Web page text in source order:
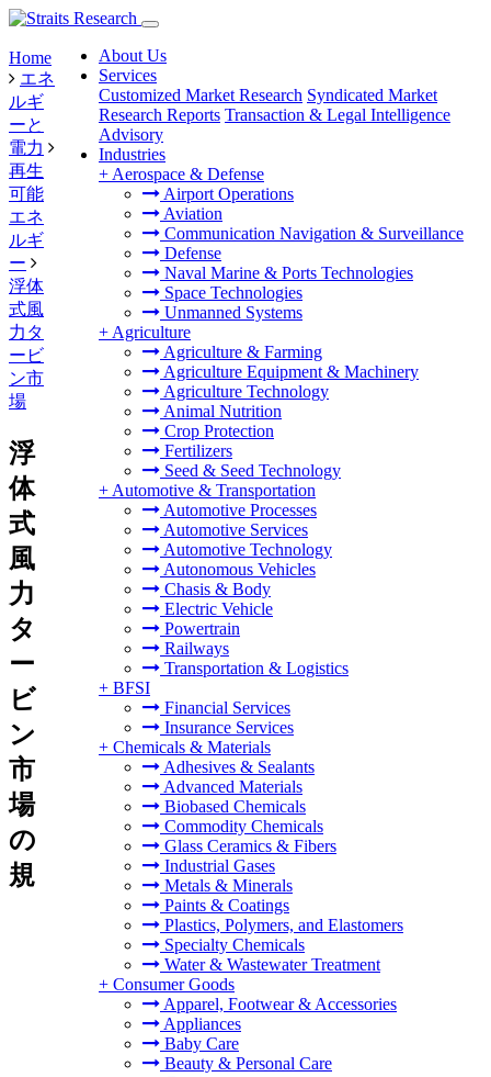
About Us
Services
Customized Market Research Syndicated Market
Research Reports Transaction & Legal Intelligence
Advisory
Industries
+ Aerospace & Defense
Airport Operations
Aviation
Communication Navigation & Surveillance
Defense
Naval Marine & Ports Technologies
Space Technologies
Unmanned Systems
+ Agriculture
Agriculture & Farming
Agriculture Equipment & Machinery
Agriculture Technology
Animal Nutrition
Crop Protection
Fertilizers
Seed & Seed Technology
+ Automotive & Transportation
Automotive Processes
Automotive Services
Automotive Technology
Autonomous Vehicles
Chasis & Body
Electric Vehicle
Powertrain
Railways
Transportation & Logistics
+ BFSI
Financial Services
Insurance Services
+ Chemicals & Materials
Adhesives & Sealants
Advanced Materials
Biobased Chemicals
Commodity Chemicals
Glass Ceramics & Fibers
Industrial Gases
Metals & Minerals
Paints & Coatings
Plastics, Polymers, and Elastomers
Specialty Chemicals
Water & Wastewater Treatment
+ Consumer Goods
Apparel, Footwear & Accessories
Appliances
Baby Care
Beauty & Personal Care
Home
エネ
ルギ
ーと
電力
再生
可能
エネ
ルギ
ー
浮体
式風
力タ
ービ
ン市
場
浮
体
式
風
力
タ
ー
ビ
ン
市
場
の
規